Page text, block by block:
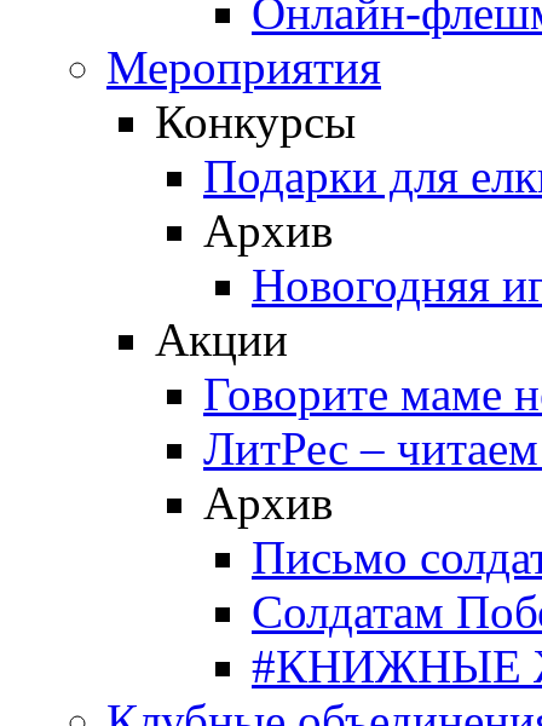
Онлайн-
Мероприятия
Конкурсы
Подарки для
Архив
Новогодняя
Акции
Говорите маме
ЛитРес –
Архив
Письмо
Солдатам
#КНИЖНЫЕ